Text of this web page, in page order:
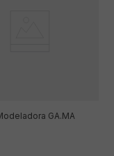
GA.MA